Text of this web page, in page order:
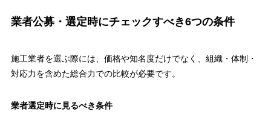
業者公募・選定時にチェックすべき6つの条件
施工業者を選ぶ際には、価格や知名度だけでなく、組織・体制・
対応力を含めた総合力での比較が必要です。
業者選定時に見るべき条件